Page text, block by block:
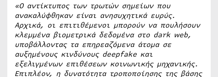
«Ο αντίκτυπος των τρωτών σημείων που
ανακαλύφθηκαν είναι ανησυχητικά ευρύς.
Αρχικά, οι επιτιθέμενοι μπορούν να πουλήσουν
κλεμμένα βιομετρικά δεδομένα στο dark web,
υποβάλλοντας τα επηρεαζόμενα άτομα σε
αυξημένους κινδύνους deepfake και
εξελιγμένων επιθέσεων κοινωνικής μηχανικής.
Επιπλέον, η δυνατότητα τροποποίησης της βάσης